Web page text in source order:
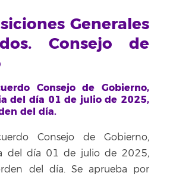
Generales
Consejo de
Consejo de Gobierno,
del día 01 de julio de 2025,
del día.
Consejo de Gobierno,
del día 01 de julio de 2025,
del día. Se aprueba por